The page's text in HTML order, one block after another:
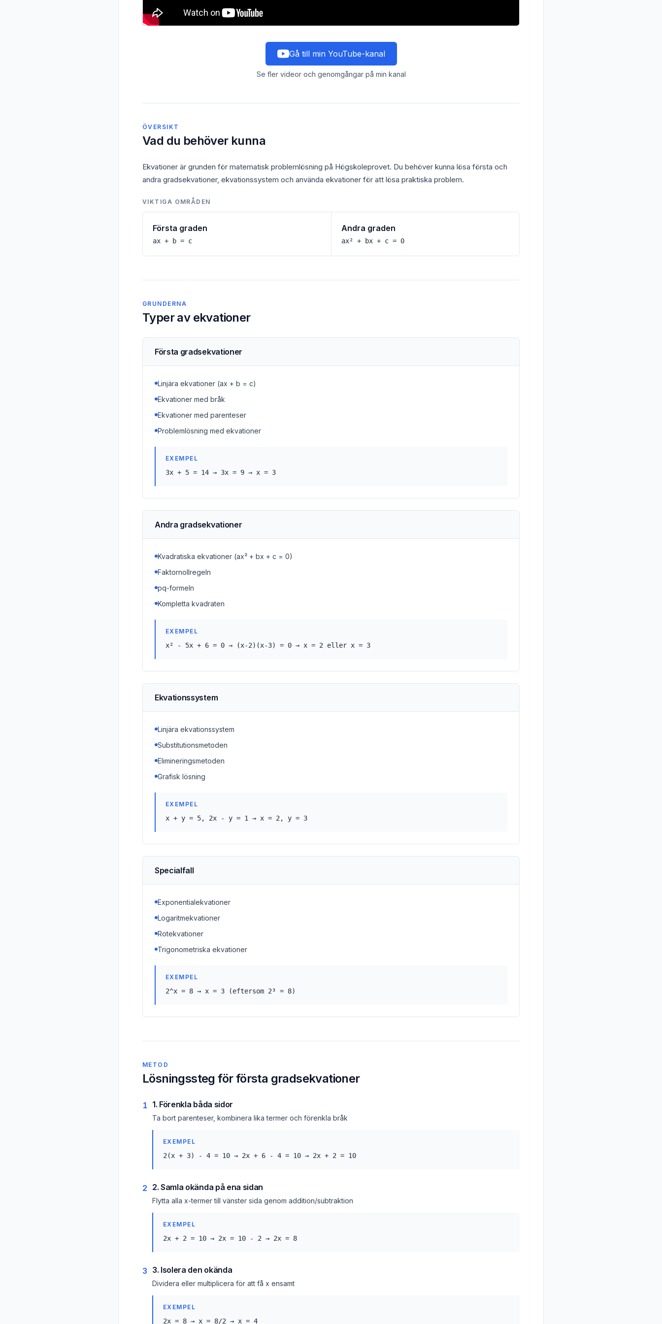
Gå till min YouTube-kanal
Se fler videor och genomgångar på min kanal
ÖVERSIKT
Vad du behöver kunna
Ekvationer är grunden för matematisk problemlösning på Högskoleprovet. Du behöver kunna lösa första och
andra gradsekvationer, ekvationssystem och använda ekvationer för att lösa praktiska problem.
VIKTIGA OMRÅDEN
Första graden
ax + b = c
Andra graden
ax² + bx + c = 0
GRUNDERNA
Typer av ekvationer
Första gradsekvationer
Linjära ekvationer (ax + b = c)
Ekvationer med bråk
Ekvationer med parenteser
Problemlösning med ekvationer
EXEMPEL
3x + 5 = 14 → 3x = 9 → x = 3
Andra gradsekvationer
Kvadratiska ekvationer (ax² + bx + c = 0)
Faktornollregeln
pq-formeln
Kompletta kvadraten
EXEMPEL
x² - 5x + 6 = 0 → (x-2)(x-3) = 0 → x = 2 eller x = 3
Ekvationssystem
Linjära ekvationssystem
Substitutionsmetoden
Elimineringsmetoden
Grafisk lösning
EXEMPEL
x + y = 5, 2x - y = 1 → x = 2, y = 3
Specialfall
Exponentialekvationer
Logaritmekvationer
Rotekvationer
Trigonometriska ekvationer
EXEMPEL
2^x = 8 → x = 3 (eftersom 2³ = 8)
METOD
Lösningssteg för första gradsekvationer
1 1. Förenkla båda sidor
Ta bort parenteser, kombinera lika termer och förenkla bråk
EXEMPEL
2(x + 3) - 4 = 10 → 2x + 6 - 4 = 10 → 2x + 2 = 10
2 2. Samla okända på ena sidan
Flytta alla x-termer till vänster sida genom addition/subtraktion
EXEMPEL
2x + 2 = 10 → 2x = 10 - 2 → 2x = 8
3 3. Isolera den okända
Dividera eller multiplicera för att få x ensamt
EXEMPEL
2x = 8 → x = 8/2 → x = 4